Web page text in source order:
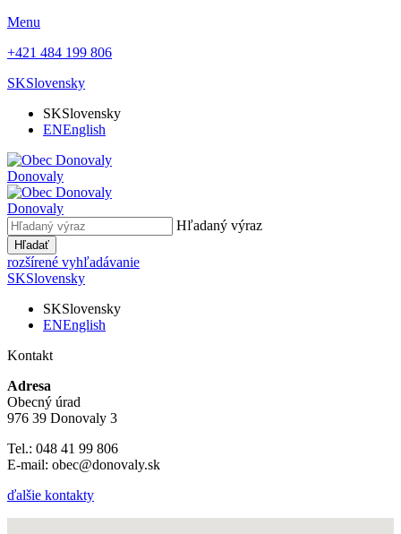
Menu
+421 484 199 806
SKSlovensky
SKSlovensky
ENEnglish
Donovaly
Donovaly
Hľadaný výraz
Hľadať
rozšírené vyhľadávanie
SKSlovensky
SKSlovensky
ENEnglish
Kontakt
Adresa
Obecný úrad
976 39 Donovaly 3
Tel.: 048 41 99 806
E-mail: obec@donovaly.sk
ďalšie kontakty